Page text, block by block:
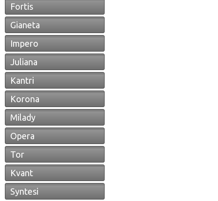
Fortis
Gianeta
Impero
Juliana
Kantri
Korona
Milady
Opera
Tor
Kvant
Syntesi